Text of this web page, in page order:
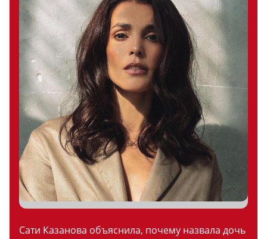
Сати Казанова объяснила, почему назвала дочь